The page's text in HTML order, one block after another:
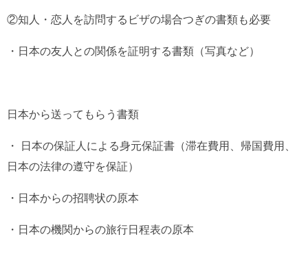
②知人・恋人を訪問するビザの場合つぎの書類も必要
・日本の友人との関係を証明する書類（写真など）
日本から送ってもらう書類
・ 日本の保証人による身元保証書（滞在費用、帰国費用、
日本の法律の遵守を保証）
・日本からの招聘状の原本
・日本の機関からの旅行日程表の原本